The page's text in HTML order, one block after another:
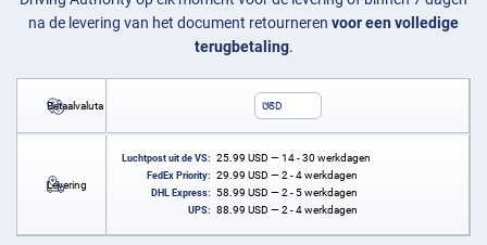
na de levering van het document retourneren voor een volledige
terugbetaling.
Betaalvaluta USD
Levering
Luchtpost uit de VS: 25.99 USD — 14 - 30 werkdagen
FedEx Priority: 29.99 USD — 2 - 4 werkdagen
DHL Express: 58.99 USD — 2 - 5 werkdagen
UPS: 88.99 USD — 2 - 4 werkdagen